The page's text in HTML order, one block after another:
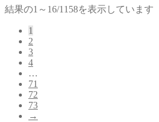
結果の1～16/1158を表示しています
1
2
3
4
…
71
72
73
→